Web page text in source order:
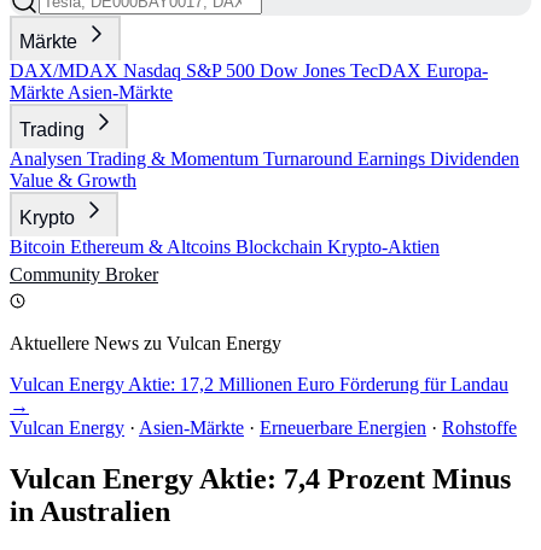
Märkte
DAX/MDAX Nasdaq S&P 500 Dow Jones TecDAX Europa-
Märkte Asien-Märkte
Trading
Analysen Trading & Momentum Turnaround Earnings Dividenden
Value & Growth
Krypto
Bitcoin Ethereum & Altcoins Blockchain Krypto-Aktien
Community Broker
Aktuellere News zu Vulcan Energy
Vulcan Energy Aktie: 17,2 Millionen Euro Förderung für Landau
→
Vulcan Energy · Asien-Märkte · Erneuerbare Energien · Rohstoffe
Vulcan Energy Aktie: 7,4 Prozent Minus
in Australien